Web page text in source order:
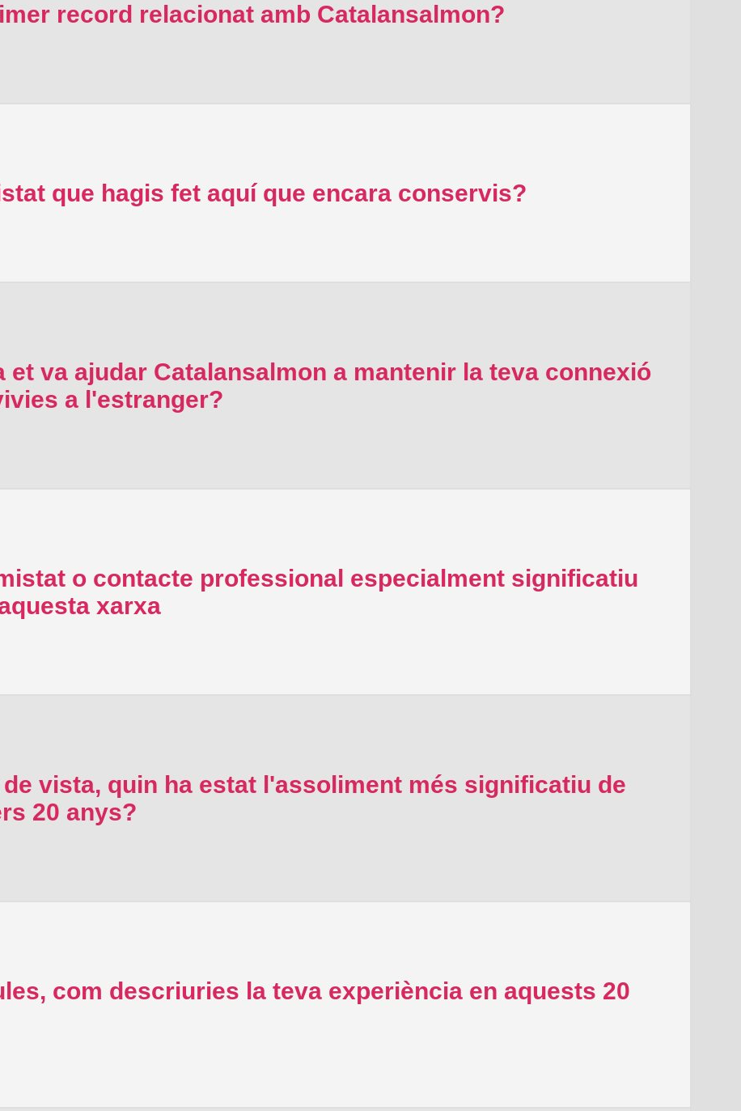
record relacionat amb Catalansalmon?
que hagis fet aquí que encara conservis?
et va ajudar Catalansalmon a mantenir la teva connexió
a l'estranger?
o contacte professional especialment significatiu
xarxa
vista, quin ha estat l'assoliment més significatiu de
20 anys?
com descriuries la teva experiència en aquests 20